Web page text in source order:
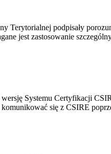
Terytorialnej podpisały
jest zastosowanie
Systemu Certyfikacji
się z CSIRE